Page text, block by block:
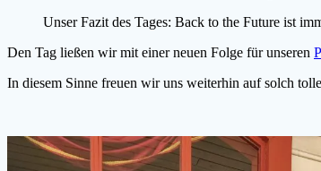
Unser Fazit des Tages: Back to the Future ist
Den Tag ließen wir mit einer neuen Folge für unseren
In diesem Sinne freuen wir uns weiterhin auf solch